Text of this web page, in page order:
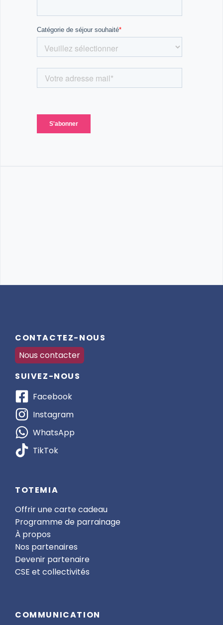
🚀 En résumé :
Un séjour 100% foot où tu apprendras à jouer comme
un pro tout en profitant d'activités variées. Grâce
aux tournois, entraînements, défis et moments de
détente, tu reviendras chez toi avec des souvenirs
Alors, prêt à chausser tes crampons et à entrer sur
le terrain ? ⚽🔥
CONTACTEZ-NOUS
Nous contacter
SUIVEZ-NOUS
Facebook
Instagram
WhatsApp
TikTok
TOTEMIA
Offrir une carte cadeau
Programme de parrainage
À propos
Nos partenaires
Devenir partenaire
CSE et collectivités
COMMUNICATION